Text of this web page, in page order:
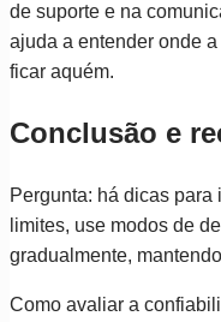
de suporte e na
ajuda a entender onde
ficar aquém.
Conclusão e
Pergunta: há dicas
limites, use modos de
gradualmente,
Como avaliar a